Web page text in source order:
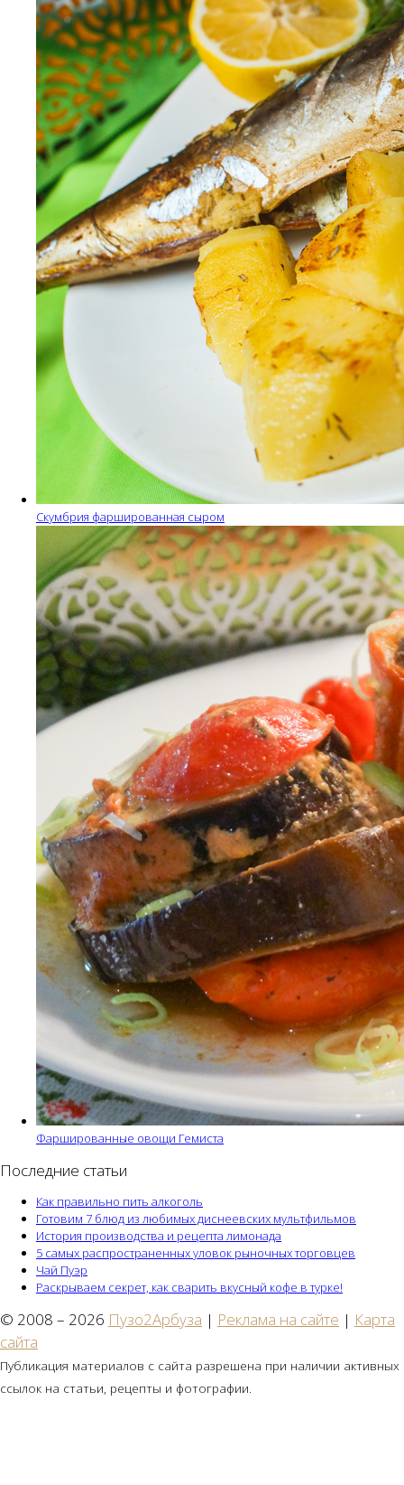
Скумбрия фаршированная сыром
Фаршированные овощи Гемиста
Последние статьи
Как правильно пить алкоголь
Готовим 7 блюд из любимых диснеевских мультфильмов
История производства и рецепта лимонада
5 самых распространенных уловок рыночных торговцев
Чай Пуэр
Раскрываем секрет, как сварить вкусный кофе в турке!
© 2008 – 2026 Пузо2Арбуза | Реклама на сайте | Карта
сайта
Публикация материалов с сайта разрешена при наличии активных
ссылок на статьи, рецепты и фотографии.